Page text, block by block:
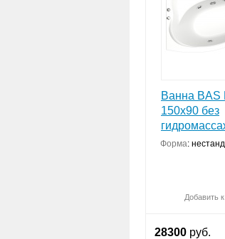
Ванна BAS
150x90 без
Форма:
Добавить
28300 руб.